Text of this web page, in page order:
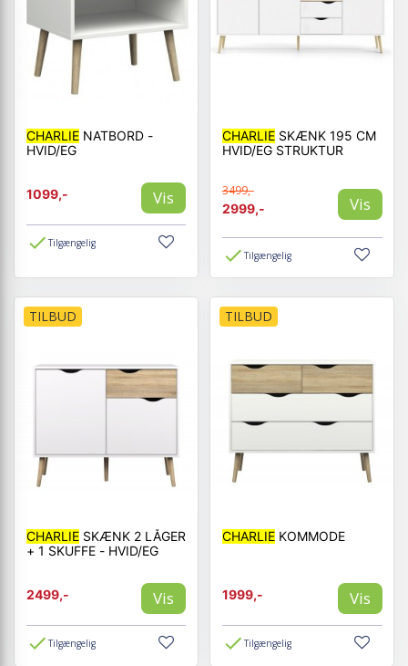
CHARLIENATBORD -
HVID/EG
1099,- Vis
Tilgængelig
CHARLIESKÆNK 195 CM
HVID/EG STRUKTUR
3499,-
2999,-
Vis
Tilgængelig
TILBUD
CHARLIESKÆNK 2 LÅGER
+ 1 SKUFFE - HVID/EG
2499,- Vis
Tilgængelig
TILBUD
CHARLIEKOMMODE
1999,- Vis
Tilgængelig